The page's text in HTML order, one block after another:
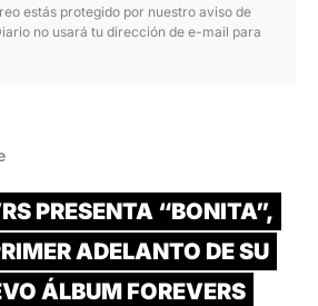
estás protegido por nuestro aviso de
no usará tu dirección de e-mail para
PRESENTA “BONITA”,
ADELANTO DE SU
ÁLBUM FOREVERS